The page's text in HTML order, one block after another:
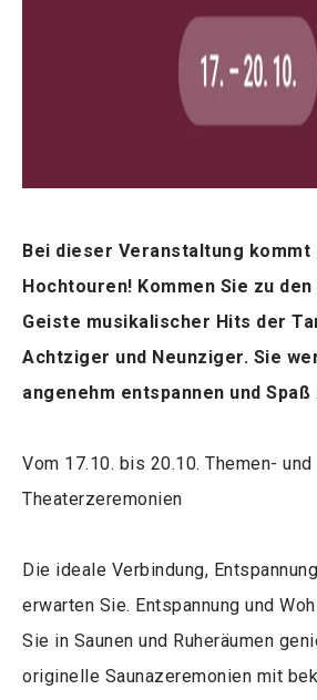
Bei dieser Veranstaltung kommt
Hochtouren! Kommen Sie zu
Geiste musikalischer Hits der
Achtziger und Neunziger. Sie
angenehm entspannen und Spaß
Vom 17.10. bis 20.10. Themen- und
Theaterzeremonien
Die ideale Verbindung,
erwarten Sie. Entspannung und
Sie in Saunen und Ruheräumen
originelle Saunazeremonien mit